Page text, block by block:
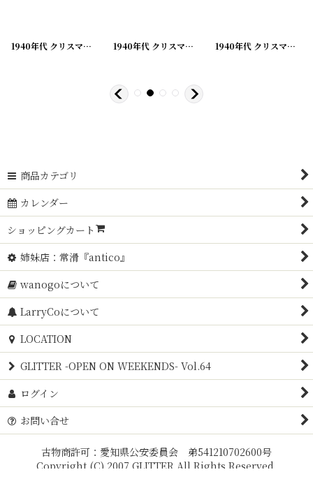
[210928-2] [210928-3]
1940年代 クリスマスグリーティング ビンテージカード [210928-4]
1940年代 クリスマスグリーティング ビンテージカード 1940年代 クリスマスグリーティング ビンテージカード
商品カテゴリ
カレンダー
ショッピングカート
姉妹店：常滑『antico』
wanogoについて
LarryCoについて
LOCATION
GLITTER -OPEN ON WEEKENDS- Vol.64
ログイン
お問い合せ
古物商許可：愛知県公安委員会 弟541210702600号
Copyright (C) 2007 GLITTER All Rights Reserved.